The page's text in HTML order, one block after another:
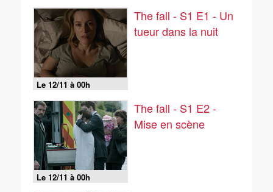
Le 12/11 à 00h
The fall - S1 E1 - Un
tueur dans la nuit
Le 12/11 à 00h
The fall - S1 E2 -
Mise en scène